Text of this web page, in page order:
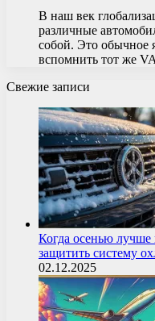
В наш век
различные
собой. Это обычное
вспомнить тот же
Свежие записи
Когда осенью лучше
защитить систему
02.12.2025